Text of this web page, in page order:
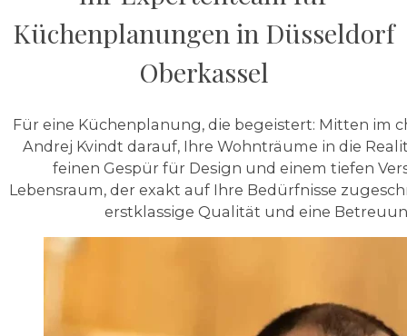
Küchenplanungen in Düsseldorf
Oberkassel
Für eine Küchenplanung, die begeistert: Mitten im
Andrej Kvindt darauf, Ihre Wohnträume in die
feinen Gespür für Design und einem tiefen
Lebensraum, der exakt auf Ihre Bedürfnisse
erstklassige Qualität und eine